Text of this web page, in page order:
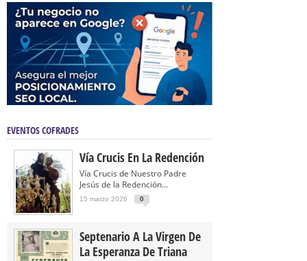
EVENTOS COFRADES
Vía Crucis En La Redención
Vía Crucis de Nuestro Padre
Jesús de la Redención...
15 marzo 2026 0
Septenario A La Virgen De
La Esperanza De Triana